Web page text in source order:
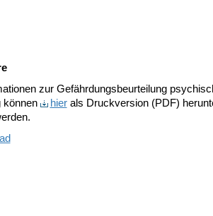
zur Gefährdungsbeurteilung
können
hierals Druckversion (PDF)